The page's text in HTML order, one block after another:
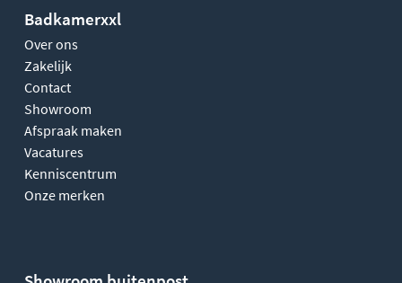
Badkamerxxl
Over ons
Zakelijk
Contact
Showroom
Afspraak maken
Vacatures
Kenniscentrum
Onze merken